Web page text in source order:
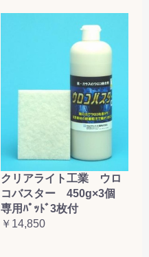
クリアライト工業 ウロ
コバスター 450g×3個
専用ﾊﾟｯﾄﾞ3枚付
￥14,850